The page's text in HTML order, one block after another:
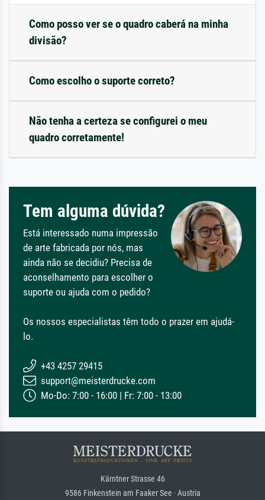
Como posso ver se o quadro caberá na minha
divisão?
Como escolho o suporte correto?
Não tenha a certeza se configurei o meu
quadro corretamente!
Tem alguma dúvida?
Está interessado numa impressão
de arte fabricada por nós, mas
ainda não se decidiu? Precisa de
aconselhamento para escolher o
suporte ou ajuda com o pedido?
Os nossos especialistas têm todo o prazer em ajudá-
lo.
+43 4257 29415
support@meisterdrucke.com
Mo-Do: 7:00 - 16:00 | Fr: 7:00 - 13:00
Kärntner Strasse 46
9586 Finkenstein am Faaker See · Austria